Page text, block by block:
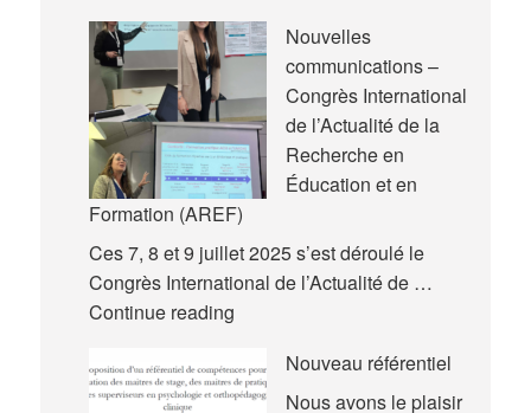
pédagogique
Nouvelles
communications –
Congrès International
de l’Actualité de la
Recherche en
Éducation et en
Formation (AREF)
Ces 7, 8 et 9 juillet 2025 s’est déroulé le
Congrès International de l’Actualité de …
Continue readingNouvelles
–
Congrès
Nouveau référentiel
Nous avons le plaisir